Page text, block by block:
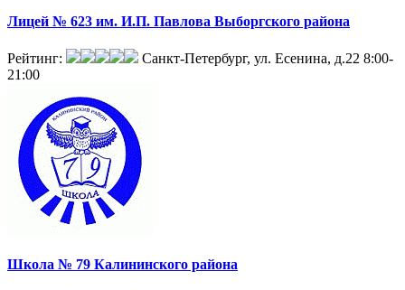
Лицей № 623 им. И.П. Павлова Выборгского района
Рейтинг: Санкт-Петербург, ул. Есенина, д.22 8:00-
21:00
Школа № 79 Калининского района